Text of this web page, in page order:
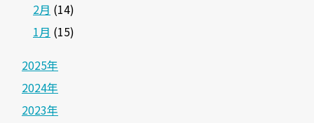
2月 (14)
1月 (15)
2025年
2024年
2023年